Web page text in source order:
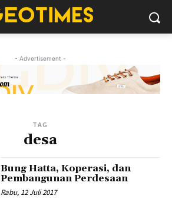
- Advertisement -
TAG
desa
Bung Hatta, Koperasi, dan
Pembangunan Perdesaan
Rabu, 12 Juli 2017